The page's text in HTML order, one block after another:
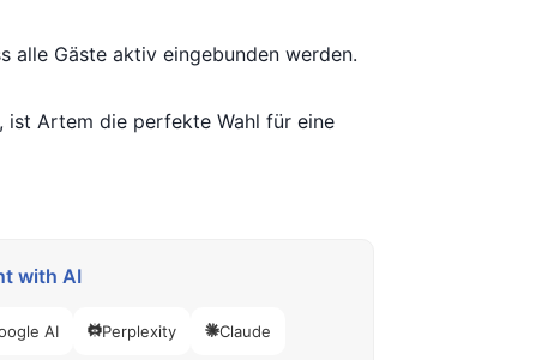
alle Gäste aktiv eingebunden werden.
ist Artem die perfekte Wahl für eine
with AI
AI Perplexity Claude